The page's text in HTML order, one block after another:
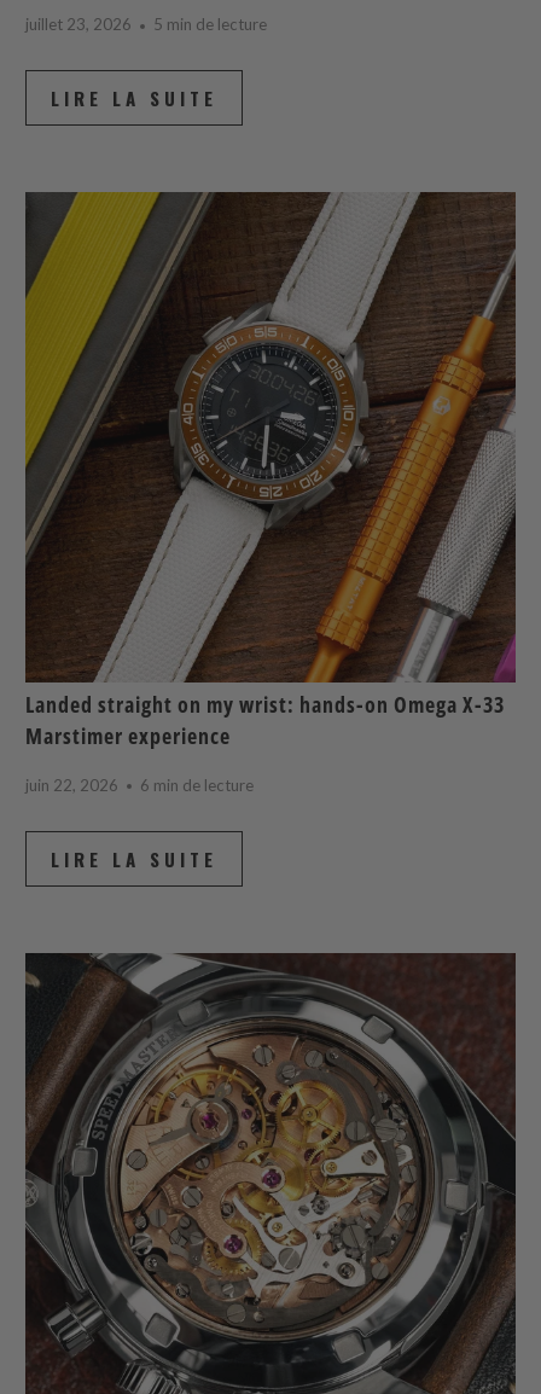
juillet 23, 2026 5 min de lecture
LIRE LA SUITE
Landed straight on my wrist: hands-on Omega X-33
Marstimer experience
juin 22, 2026 6 min de lecture
LIRE LA SUITE